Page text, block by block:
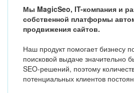
Мы MagicSeo, IT-компания и
собственной платформы
продвижения сайтов.
Наш продукт помогает бизнесу
поисковой выдаче значительно
SEO-решений, поэтому
потенциальных клиентов